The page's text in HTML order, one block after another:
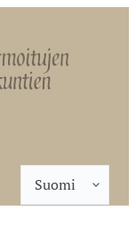
Valitse
kieli